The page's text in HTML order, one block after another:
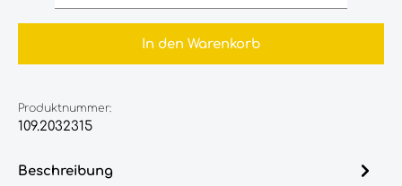
In den Warenkorb
Produktnummer:
109.2032315
Beschreibung